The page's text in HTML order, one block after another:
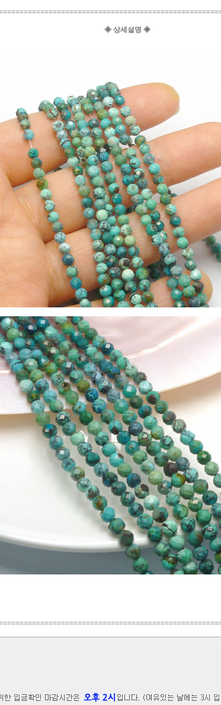
◈ 상세설명 ◈